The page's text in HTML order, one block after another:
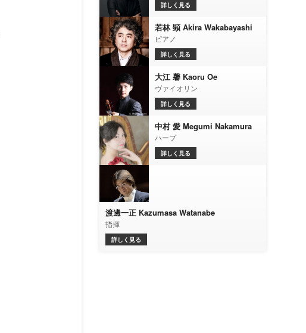
詳しく見る
若林 顕 Akira Wakabayashi
ピアノ
詳しく見る
大江 馨 Kaoru Oe
ヴァイオリン
詳しく見る
中村 愛 Megumi Nakamura
ハープ
詳しく見る
渡邊一正 Kazumasa Watanabe
指揮
詳しく見る